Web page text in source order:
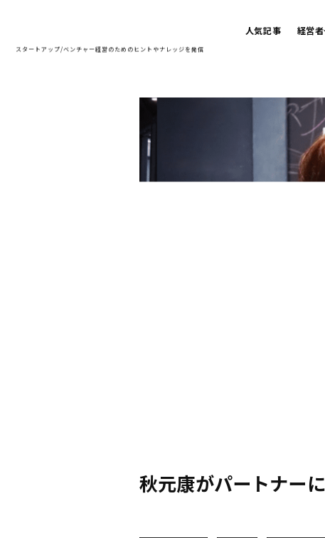
スタートアップ/ベンチャー経営のためのヒントやナレッジを発信
人気記事 経営
秋元康がパートナー